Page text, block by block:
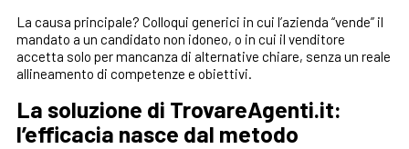
La causa principale? Colloqui generici in cui l’azienda “vende” il
mandato a un candidato non idoneo, o in cui il venditore
accetta solo per mancanza di alternative chiare, senza un reale
allineamento di competenze e obiettivi.
La soluzione di TrovareAgenti.it:
l’efficacia nasce dal metodo